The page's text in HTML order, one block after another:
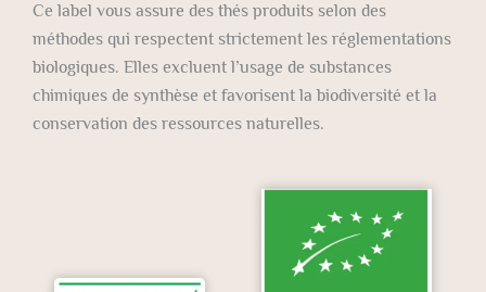
Ce label vous assure des thés produits selon des
méthodes qui respectent strictement les réglementations
biologiques. Elles excluent l’usage de substances
chimiques de synthèse et favorisent la biodiversité et la
conservation des ressources naturelles.